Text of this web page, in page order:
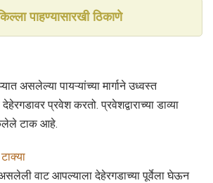
पाहण्यासारखी ठिकाणे
असलेल्या पायऱ्यांच्या मार्गाने उध्वस्त
प्रवेश करतो. प्रवेशद्वाराच्या डाव्या
टाक आहे.
असलेली वाट आपल्याला देहेरगडाच्या पूर्वेला घेऊन